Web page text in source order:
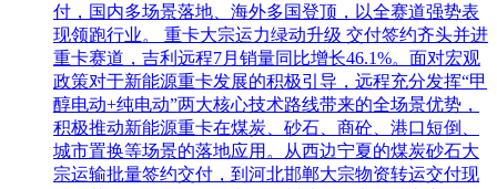
付，国内多场景落地、海外多国登顶，以全赛道强势表
现领跑行业。 重卡大宗运力绿动升级 交付签约齐头并进
重卡赛道，吉利远程7月销量同比增长46.1%。面对宏观
政策对于新能源重卡发展的积极引导，远程充分发挥“甲
醇电动+纯电动”两大核心技术路线带来的全场景优势，
积极推动新能源重卡在煤炭、砂石、商砼、港口短倒、
城市置换等场景的落地应用。从西边宁夏的煤炭砂石大
宗运输批量签约交付，到河北邯郸大宗物资转运交付现